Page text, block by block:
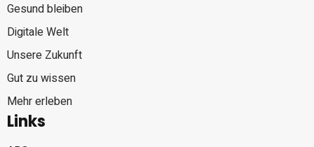
Gesund bleiben
Digitale Welt
Unsere Zukunft
Gut zu wissen
Mehr erleben
Links